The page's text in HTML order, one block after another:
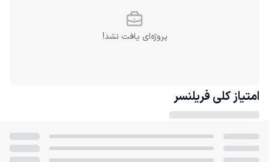
پروژه‌ای یافت نشد!
امتیاز کلی فریلنسر